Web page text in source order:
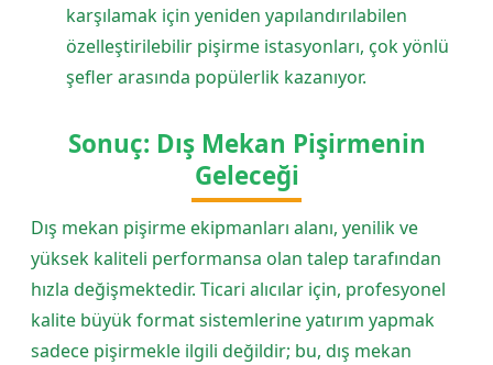
karşılamak için yeniden yapılandırılabilen
özelleştirilebilir pişirme istasyonları, çok yönlü
şefler arasında popülerlik kazanıyor.
Sonuç: Dış Mekan Pişirmenin
Geleceği
Dış mekan pişirme ekipmanları alanı, yenilik ve
yüksek kaliteli performansa olan talep tarafından
hızla değişmektedir. Ticari alıcılar için, profesyonel
kalite büyük format sistemlerine yatırım yapmak
sadece pişirmekle ilgili değildir; bu, dış mekan